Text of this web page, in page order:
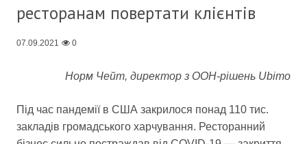
ресторанам повертати клієнтів
07.09.2021 0
Норм Чейт, директор з OOH-рішень Ubimo
Під час пандемії в США закрилося понад 110 тис.
закладів громадського харчування. Ресторанний